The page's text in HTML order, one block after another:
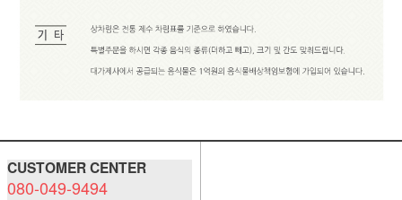
CUSTOMER CENTER
080-049-9494